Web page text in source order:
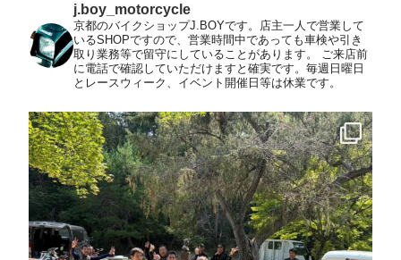
j.boy_motorcycle
京都のバイクショップJ.BOYです。店主一人で営業して
いるSHOPですので、営業時間中であっても車検や引き
取り業務等で留守にしていることがあります。
ご来店前
に電話で確認していただけますと確実です。毎週日曜日
とレースウィーク、イベント開催日等は休業です。